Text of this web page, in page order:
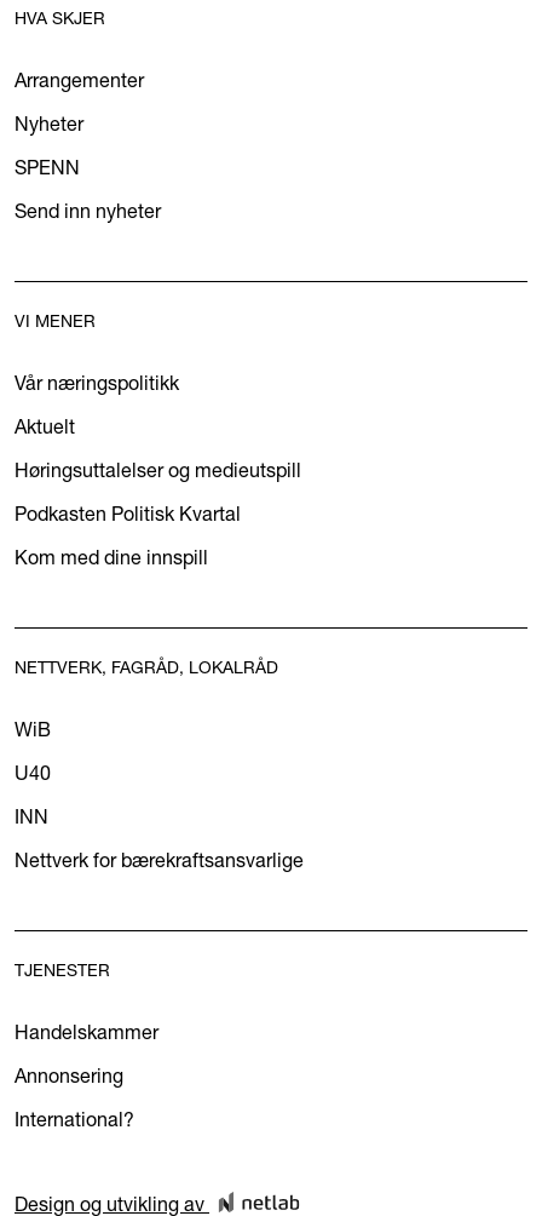
HVA SKJER
Arrangementer
Nyheter
SPENN
Send inn nyheter
VI MENER
Vår næringspolitikk
Aktuelt
Høringsuttalelser og medieutspill
Podkasten Politisk Kvartal
Kom med dine innspill
NETTVERK, FAGRÅD, LOKALRÅD
WiB
U40
INN
Nettverk for bærekraftsansvarlige
TJENESTER
Handelskammer
Annonsering
International?
Design og utvikling av